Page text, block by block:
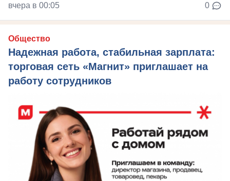
вчера в 00:05 0
Общество
Надежная работа, стабильная зарплата:
торговая сеть «Магнит» приглашает на
работу сотрудников